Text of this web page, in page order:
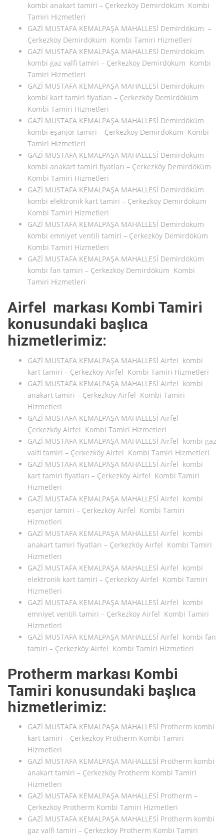
kombi anakart tamiri – Çerkezköy Demirdöküm Kombi
Tamiri Hizmetleri
GAZİ MUSTAFA KEMALPAŞA MAHALLESİ Demirdöküm –
Çerkezköy Demirdöküm Kombi Tamiri Hizmetleri
GAZİ MUSTAFA KEMALPAŞA MAHALLESİ Demirdöküm
kombi gaz valfi tamiri – Çerkezköy Demirdöküm Kombi
Tamiri Hizmetleri
GAZİ MUSTAFA KEMALPAŞA MAHALLESİ Demirdöküm
kombi kart tamiri fiyatları – Çerkezköy Demirdöküm
Kombi Tamiri Hizmetleri
GAZİ MUSTAFA KEMALPAŞA MAHALLESİ Demirdöküm
kombi eşanjör tamiri – Çerkezköy Demirdöküm Kombi
Tamiri Hizmetleri
GAZİ MUSTAFA KEMALPAŞA MAHALLESİ Demirdöküm
kombi anakart tamiri fiyatları – Çerkezköy Demirdöküm
Kombi Tamiri Hizmetleri
GAZİ MUSTAFA KEMALPAŞA MAHALLESİ Demirdöküm
kombi elektronik kart tamiri – Çerkezköy Demirdöküm
Kombi Tamiri Hizmetleri
GAZİ MUSTAFA KEMALPAŞA MAHALLESİ Demirdöküm
kombi emniyet ventili tamiri – Çerkezköy Demirdöküm
Kombi Tamiri Hizmetleri
GAZİ MUSTAFA KEMALPAŞA MAHALLESİ Demirdöküm
kombi fan tamiri – Çerkezköy Demirdöküm Kombi
Tamiri Hizmetleri
Airfel markası Kombi Tamiri
konusundaki başlıca
hizmetlerimiz:
GAZİ MUSTAFA KEMALPAŞA MAHALLESİ Airfel kombi
kart tamiri – Çerkezköy Airfel Kombi Tamiri Hizmetleri
GAZİ MUSTAFA KEMALPAŞA MAHALLESİ Airfel kombi
anakart tamiri – Çerkezköy Airfel Kombi Tamiri
Hizmetleri
GAZİ MUSTAFA KEMALPAŞA MAHALLESİ Airfel –
Çerkezköy Airfel Kombi Tamiri Hizmetleri
GAZİ MUSTAFA KEMALPAŞA MAHALLESİ Airfel kombi gaz
valfi tamiri – Çerkezköy Airfel Kombi Tamiri Hizmetleri
GAZİ MUSTAFA KEMALPAŞA MAHALLESİ Airfel kombi
kart tamiri fiyatları – Çerkezköy Airfel Kombi Tamiri
Hizmetleri
GAZİ MUSTAFA KEMALPAŞA MAHALLESİ Airfel kombi
eşanjör tamiri – Çerkezköy Airfel Kombi Tamiri
Hizmetleri
GAZİ MUSTAFA KEMALPAŞA MAHALLESİ Airfel kombi
anakart tamiri fiyatları – Çerkezköy Airfel Kombi Tamiri
Hizmetleri
GAZİ MUSTAFA KEMALPAŞA MAHALLESİ Airfel kombi
elektronik kart tamiri – Çerkezköy Airfel Kombi Tamiri
Hizmetleri
GAZİ MUSTAFA KEMALPAŞA MAHALLESİ Airfel kombi
emniyet ventili tamiri – Çerkezköy Airfel Kombi Tamiri
Hizmetleri
GAZİ MUSTAFA KEMALPAŞA MAHALLESİ Airfel kombi fan
tamiri – Çerkezköy Airfel Kombi Tamiri Hizmetleri
Protherm markası Kombi
Tamiri konusundaki başlıca
hizmetlerimiz:
GAZİ MUSTAFA KEMALPAŞA MAHALLESİ Protherm kombi
kart tamiri – Çerkezköy Protherm Kombi Tamiri
Hizmetleri
GAZİ MUSTAFA KEMALPAŞA MAHALLESİ Protherm kombi
anakart tamiri – Çerkezköy Protherm Kombi Tamiri
Hizmetleri
GAZİ MUSTAFA KEMALPAŞA MAHALLESİ Protherm –
Çerkezköy Protherm Kombi Tamiri Hizmetleri
GAZİ MUSTAFA KEMALPAŞA MAHALLESİ Protherm kombi
gaz valfi tamiri – Çerkezköy Protherm Kombi Tamiri